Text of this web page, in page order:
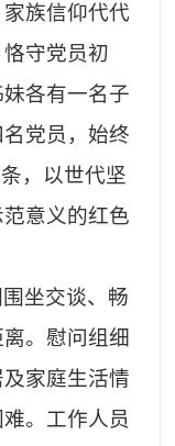
族信仰代代
守党员初
各有一名子
党员，始终
，以世代坚
意义的红色
坐交谈、畅
。慰问组细
家庭生活情
。工作人员